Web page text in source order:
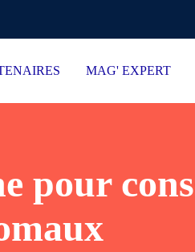
MAG' EXPERT
pour